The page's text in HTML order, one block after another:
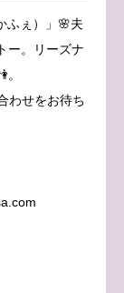
ふぇ）」🌸夫
ー。リーズナ
わせをお待ち